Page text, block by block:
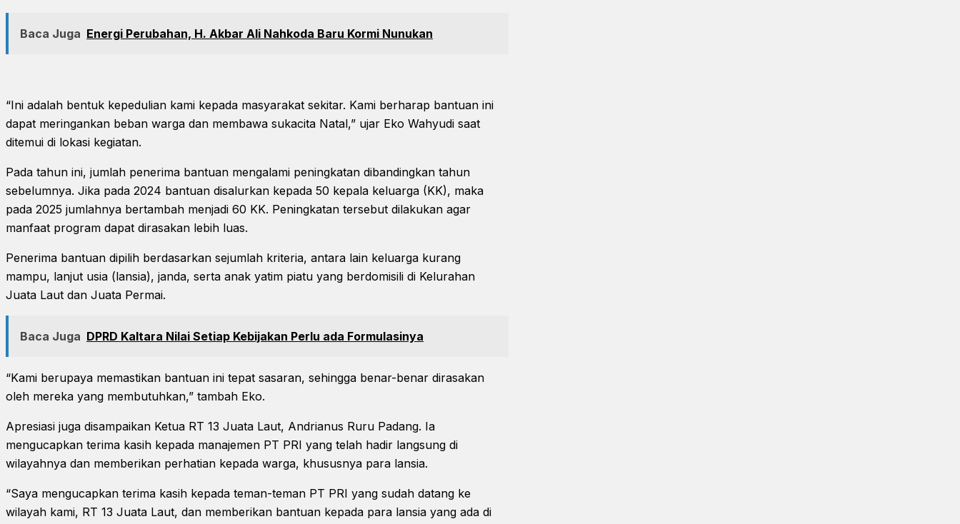
Baca Juga Energi Perubahan, H. Akbar Ali Nahkoda Baru Kormi Nunukan
“Ini adalah bentuk kepedulian kami kepada masyarakat sekitar. Kami berharap bantuan ini
dapat meringankan beban warga dan membawa sukacita Natal,” ujar Eko Wahyudi saat
ditemui di lokasi kegiatan.
Pada tahun ini, jumlah penerima bantuan mengalami peningkatan dibandingkan tahun
sebelumnya. Jika pada 2024 bantuan disalurkan kepada 50 kepala keluarga (KK), maka
pada 2025 jumlahnya bertambah menjadi 60 KK. Peningkatan tersebut dilakukan agar
manfaat program dapat dirasakan lebih luas.
Penerima bantuan dipilih berdasarkan sejumlah kriteria, antara lain keluarga kurang
mampu, lanjut usia (lansia), janda, serta anak yatim piatu yang berdomisili di Kelurahan
Juata Laut dan Juata Permai.
Baca Juga DPRD Kaltara Nilai Setiap Kebijakan Perlu ada Formulasinya
“Kami berupaya memastikan bantuan ini tepat sasaran, sehingga benar-benar dirasakan
oleh mereka yang membutuhkan,” tambah Eko.
Apresiasi juga disampaikan Ketua RT 13 Juata Laut, Andrianus Ruru Padang. Ia
mengucapkan terima kasih kepada manajemen PT PRI yang telah hadir langsung di
wilayahnya dan memberikan perhatian kepada warga, khususnya para lansia.
“Saya mengucapkan terima kasih kepada teman-teman PT PRI yang sudah datang ke
wilayah kami, RT 13 Juata Laut, dan memberikan bantuan kepada para lansia yang ada di